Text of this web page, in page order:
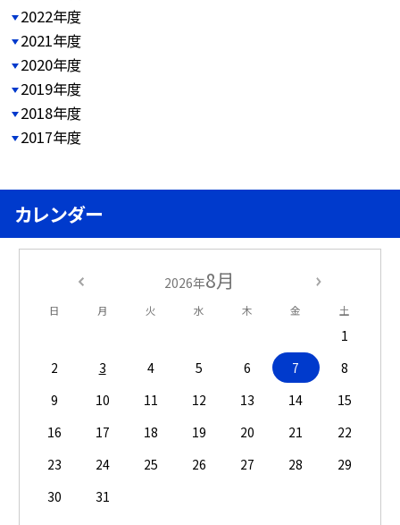
2022年度
2021年度
2020年度
2019年度
2018年度
2017年度
カレンダー
2026年8月
日 月 火 水 木 金 土
1
2
3 4 5 6 7
8
9
10 11 12 13 14
15
16
17 18 19 20 21
22
23
24 25 26 27 28
29
30
31